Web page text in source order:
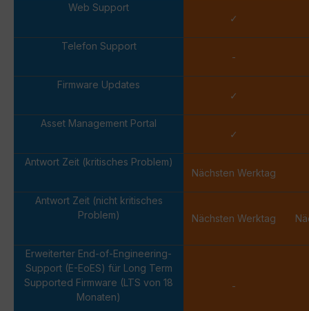
Web Support
✓
Telefon Support
-
Firmware Updates
✓
Asset Management Portal
✓
Antwort Zeit (kritisches Problem)
Nächsten Werktag
Antwort Zeit (nicht kritisches
Problem)
Nächsten Werktag
Erweiterter End-of-Engineering-
Support (E-EoES) für Long Term
Supported Firmware (LTS von 18
Monaten)
-